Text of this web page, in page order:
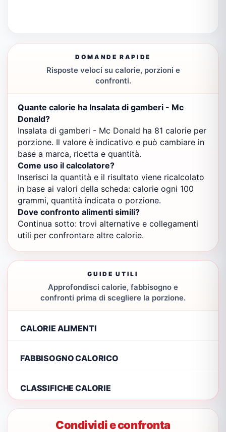
DOMANDE RAPIDE
Risposte veloci su calorie, porzioni e
confronti.
Quante calorie ha Insalata di gamberi - Mc
Donald?
Insalata di gamberi - Mc Donald ha 81 calorie per
porzione. Il valore è indicativo e può cambiare in
base a marca, ricetta e quantità.
Come uso il calcolatore?
Inserisci la quantità e il risultato viene ricalcolato
in base ai valori della scheda: calorie ogni 100
grammi, quantità indicata o porzione.
Dove confronto alimenti simili?
Continua sotto: trovi alternative e collegamenti
utili per confrontare altre calorie.
GUIDE UTILI
Approfondisci calorie, fabbisogno e
confronti prima di scegliere la porzione.
CALORIE ALIMENTI
FABBISOGNO CALORICO
CLASSIFICHE CALORIE
Condividi e confronta